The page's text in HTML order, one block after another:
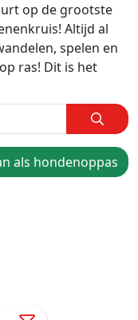
op de grootste
Altijd al
spelen en
ras! Dit is het
als hondenoppas